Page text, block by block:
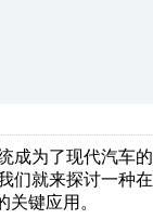
成为了现代汽车
们就来探讨一
关键应用。